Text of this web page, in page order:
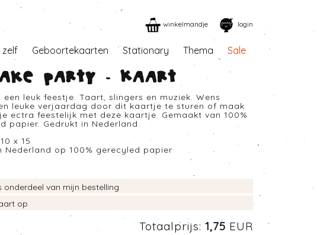
winkelmandje login
zelf Geboortekaarten Stationary Thema Sale
party - Kaart
leuk feestje. Taart, slingers en muziek. Wens
leuke verjaardag door dit kaartje te sturen of maak
ectra feestelijk met deze kaartje. Gemaakt van 100%
papier. Gedrukt in Nederland.
x 15
Nederland op 100% gerecyled papier
onderdeel van mijn bestelling
op
Totaalprijs: 1,75 EUR